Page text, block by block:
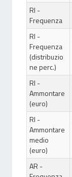
RI -
Frequenza
RI -
Frequenza
(distribuzio
ne perc.)
RI -
Ammontare
(euro)
RI -
Ammontare
medio
(euro)
AR -